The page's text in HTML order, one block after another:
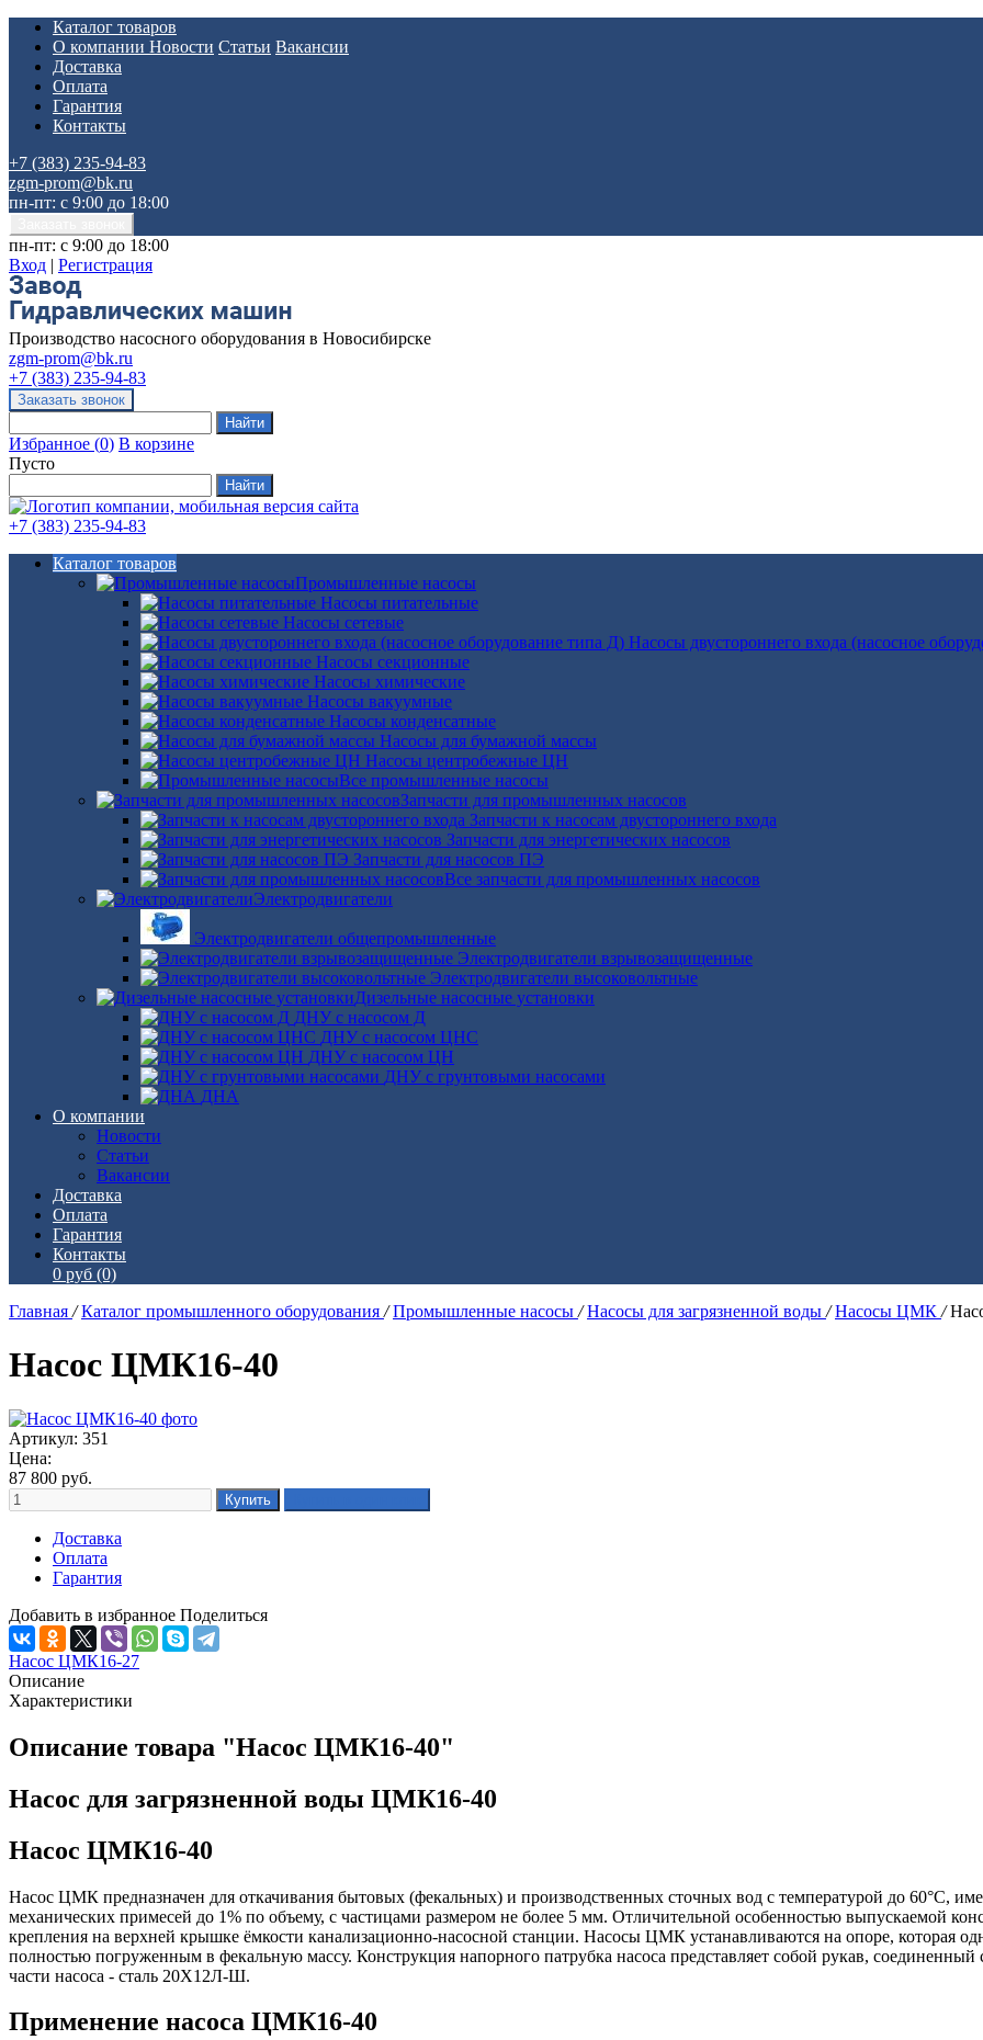
Каталог товаров
О компании Новости Статьи Вакансии
Доставка
Оплата
Гарантия
Контакты
+7 (383) 235-94-83
zgm-prom@bk.ru
пн-пт: с 9:00 до 18:00
пн-пт: с 9:00 до 18:00
Вход | Регистрация
Производство насосного оборудования в Новосибирске
zgm-prom@bk.ru
+7 (383) 235-94-83
Избранное (0) В корзине
Пусто
+7 (383) 235-94-83
Каталог товаров
Промышленные насосы
Насосы питательные
Насосы сетевые
Насосы двустороннего входа (насосное
Насосы секционные
Насосы химические
Насосы вакуумные
Насосы конденсатные
Насосы для бумажной массы
Насосы центробежные ЦН
Все промышленные насосы
Запчасти для промышленных насосов
Запчасти к насосам двустороннего входа
Запчасти для энергетических насосов
Запчасти для насосов ПЭ
Все запчасти для промышленных насосов
Электродвигатели
Электродвигатели общепромышленные
Электродвигатели взрывозащищенные
Электродвигатели высоковольтные
Дизельные насосные установки
ДНУ с насосом Д
ДНУ с насосом ЦНС
ДНУ с насосом ЦН
ДНУ с грунтовыми насосами
ДНА
О компании
Новости
Статьи
Вакансии
Доставка
Оплата
Гарантия
Контакты
0 руб (0)
Главная / Каталог промышленного оборудования / Промышленные насосы / Насосы для загрязненной воды / Насосы ЦМК /
Насос ЦМК16-40
Артикул: 351
Цена:
87 800 руб.
Доставка
Оплата
Гарантия
Добавить в избранное Поделиться
Насос ЦМК16-27
Описание
Характеристики
Описание товара "Насос ЦМК16-40"
Насос для загрязненной воды ЦМК16-40
Насос ЦМК16-40
Насос ЦМК предназначен для откачивания бытовых (фекальных) и производственных сточных вод с температурой до 60°С,
механических примесей до 1% по объему, с частицами размером не более 5 мм. Отличительной особенностью выпускаемой
крепления на верхней крышке ёмкости канализационно-насосной станции. Насосы ЦМК устанавливаются на опоре, которая
полностью погруженным в фекальную массу. Конструкция напорного патрубка насоса представляет собой рукав,
части насоса - сталь 20Х12Л-Ш.
Применение насоса ЦМК16-40